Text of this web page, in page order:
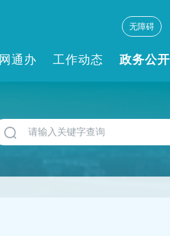
无障碍
通办 工作动态 政务公开